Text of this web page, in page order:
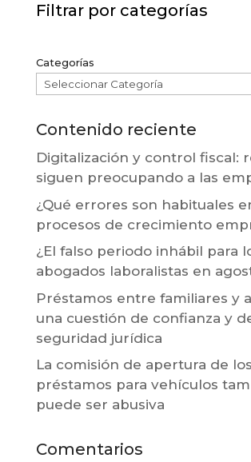
Filtrar por categorías
Categorías
Contenido reciente
Digitalización y control fiscal:
siguen preocupando a las
¿Qué errores son habituales
procesos de crecimiento
¿El falso periodo inhábil para
abogados laboralistas en
Préstamos entre familiares y
una cuestión de confianza y
seguridad jurídica
La comisión de apertura de los
préstamos para vehículos
puede ser abusiva
Comentarios